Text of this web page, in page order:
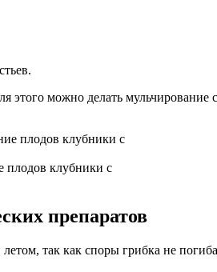
этого можно делать
плодов клубники с
препаратов
так как споры грибка не